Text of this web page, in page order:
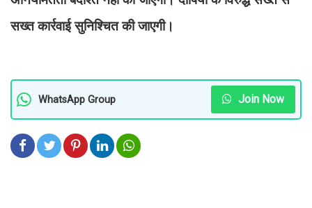
सख्त कार्रवाई सुनिश्चित की जाएगी।
WhatsApp Group Join Now